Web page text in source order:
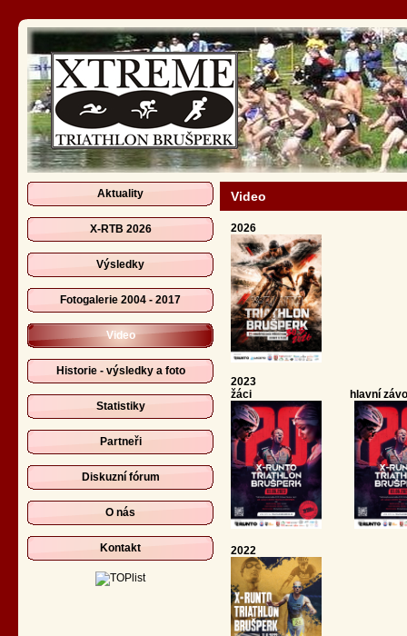
Aktuality
X-RTB 2026
Výsledky
Fotogalerie 2004 - 2017
Video
Historie - výsledky a foto
Statistiky
Partneři
Diskuzní fórum
O nás
Kontakt
Video
2026
2023
žáci hlavní
2022